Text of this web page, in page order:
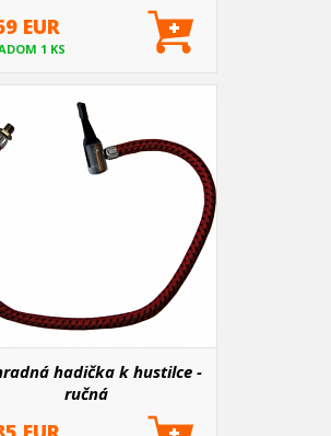
EUR
1 KS
hadička k hustilce -
ručná